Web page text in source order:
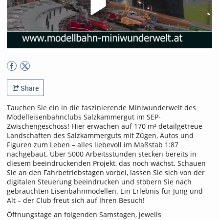
Share
Tauchen Sie ein in die faszinierende Miniwunderwelt des
Modelleisenbahnclubs Salzkammergut im SEP-
Zwischengeschoss! Hier erwachen auf 170 m² detailgetreue
Landschaften des Salzkammerguts mit Zügen, Autos und
Figuren zum Leben – alles liebevoll im Maßstab 1:87
nachgebaut. Über 5000 Arbeitsstunden stecken bereits in
diesem beeindruckenden Projekt, das noch wächst. Schauen
Sie an den Fahrbetriebstagen vorbei, lassen Sie sich von der
digitalen Steuerung beeindrucken und stöbern Sie nach
gebrauchten Eisenbahnmodellen. Ein Erlebnis für Jung und
Alt – der Club freut sich auf Ihren Besuch!
Öffnungstage an folgenden Samstagen, jeweils